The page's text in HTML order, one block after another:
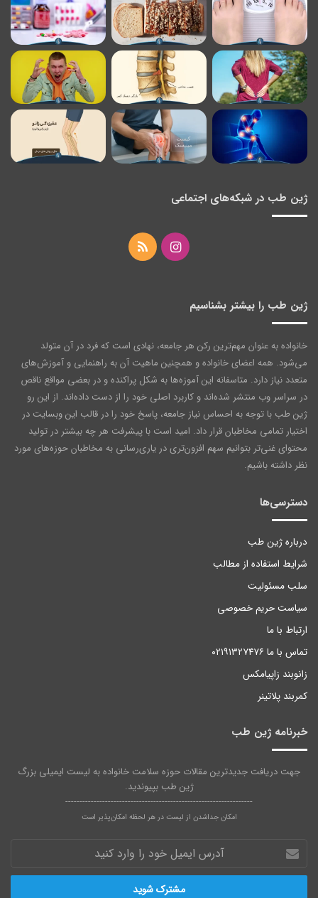
ژین طب در شبکه‌های اجتماعی
اینستاگرامخوراک
ژین طب را بیشتر بشناسیم
خانواده به عنوان مهم‌ترین رکن هر جامعه‌، نهادی است که فرد در آن متولد
می‌شود. همه اعضای خانواده و همچنین ماهیت آن به راهنمایی و آموزش‌های
متعدد نیاز دارد. متاسفانه این آموزه‌ها به شکل پراکنده و در بعضی مواقع ناقص
در سراسر وب منتشر شده‌اند و کاربرد اصلی خود را از دست داده‌اند. از این رو
ژین طب با توجه به احساس نیاز جامعه، پاسخ خود را در قالب این وبسایت در
اختیار تمامی مخاطبان قرار داد. امید است با پیشرفت هر چه بیشتر در تولید
محتوای غنی‌تر بتوانیم سهم افزون‌تری در یاری‌رسانی به مخاطبان حوزه‌های مورد
نظر داشته باشیم.
دسترسی‌ها
درباره ژین طب
شرایط استفاده از مطالب
سلب مسئولیت
سیاست حریم خصوصی
ارتباط با ما
تماس با ما ۰۲۱۹۱۳۲۷۴۷۶
زانوبند زاپیامکس
کمربند پلاتینر
خبرنامه ژین طب
جهت دریافت جدیدترین مقالات حوزه سلامت خانواده به لیست ایمیلی بزرگ
ژین طب بپیوندید.
------------------------------------------------------------------
امکان جداشدن از لیست در هر لحظه امکان‌پذیر است
ایمیل
خود